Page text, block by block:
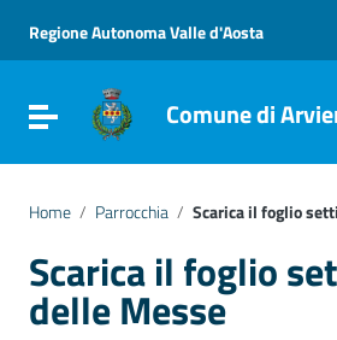
Vai al menu di navigazione
Vai al footer
Regione Autonoma Valle d'Aosta
Attiva / disattiva la navigazione
Comune di
Home / Parrocchia / Scarica il foglio
Scarica il foglio
delle Messe